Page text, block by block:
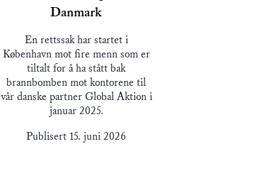
Danmark
En rettssak har startet i
København mot fire menn som er
tiltalt for å ha stått bak
brannbomben mot kontorene til
vår danske partner Global Aktion i
januar 2025.
Publisert 15. juni 2026